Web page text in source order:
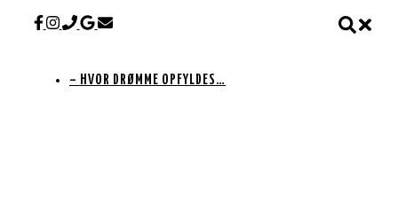
– HVOR DRØMME OPFYLDES…